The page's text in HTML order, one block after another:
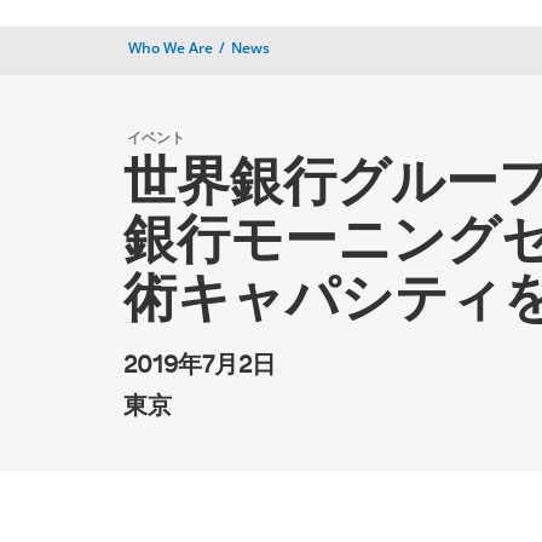
Who We Are News
イベント
世界銀行グルー
銀行モーニング
術キャパシティ
2019年7月2日
東京